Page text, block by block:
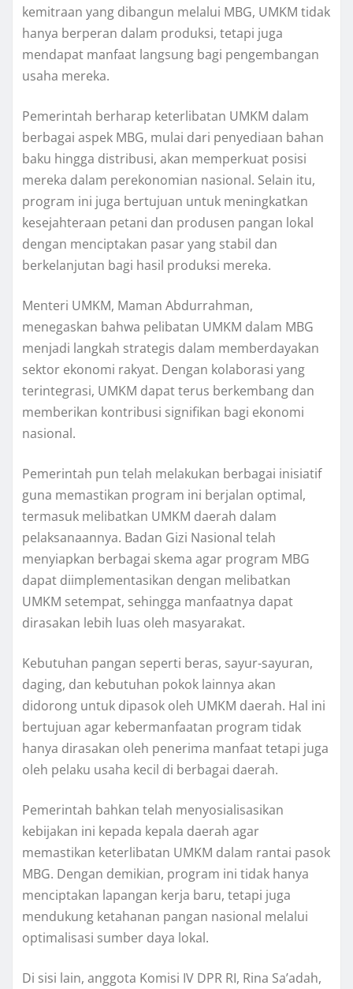
kemitraan yang dibangun melalui MBG, UMKM tidak
hanya berperan dalam produksi, tetapi juga
mendapat manfaat langsung bagi pengembangan
usaha mereka.
Pemerintah berharap keterlibatan UMKM dalam
berbagai aspek MBG, mulai dari penyediaan bahan
baku hingga distribusi, akan memperkuat posisi
mereka dalam perekonomian nasional. Selain itu,
program ini juga bertujuan untuk meningkatkan
kesejahteraan petani dan produsen pangan lokal
dengan menciptakan pasar yang stabil dan
berkelanjutan bagi hasil produksi mereka.
Menteri UMKM, Maman Abdurrahman,
menegaskan bahwa pelibatan UMKM dalam MBG
menjadi langkah strategis dalam memberdayakan
sektor ekonomi rakyat. Dengan kolaborasi yang
terintegrasi, UMKM dapat terus berkembang dan
memberikan kontribusi signifikan bagi ekonomi
nasional.
Pemerintah pun telah melakukan berbagai inisiatif
guna memastikan program ini berjalan optimal,
termasuk melibatkan UMKM daerah dalam
pelaksanaannya. Badan Gizi Nasional telah
menyiapkan berbagai skema agar program MBG
dapat diimplementasikan dengan melibatkan
UMKM setempat, sehingga manfaatnya dapat
dirasakan lebih luas oleh masyarakat.
Kebutuhan pangan seperti beras, sayur-sayuran,
daging, dan kebutuhan pokok lainnya akan
didorong untuk dipasok oleh UMKM daerah. Hal ini
bertujuan agar kebermanfaatan program tidak
hanya dirasakan oleh penerima manfaat tetapi juga
oleh pelaku usaha kecil di berbagai daerah.
Pemerintah bahkan telah menyosialisasikan
kebijakan ini kepada kepala daerah agar
memastikan keterlibatan UMKM dalam rantai pasok
MBG. Dengan demikian, program ini tidak hanya
menciptakan lapangan kerja baru, tetapi juga
mendukung ketahanan pangan nasional melalui
optimalisasi sumber daya lokal.
Di sisi lain, anggota Komisi IV DPR RI, Rina Sa’adah,